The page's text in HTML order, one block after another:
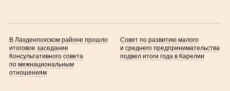
В Лахденпохском районе прошло
итоговое заседание
Консультативного совета
по межнациональным
отношениям
Совет по развитию малого
и среднего предпринимательства
подвел итоги года в Карелии